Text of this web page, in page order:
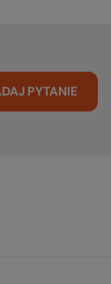
PYTANIE